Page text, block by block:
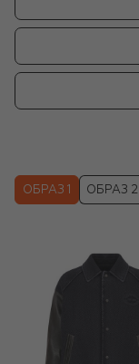
ОБРАЗ 1 ОБРАЗ 2